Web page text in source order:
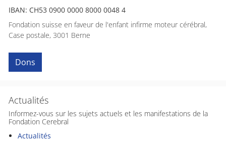
IBAN: CH53 0900 0000 8000 0048 4
Fondation suisse en faveur de l'enfant infirme moteur cérébral,
Case postale, 3001 Berne
Dons
Actualités
Informez-vous sur les sujets actuels et les manifestations de la
Fondation Cerebral
Actualités